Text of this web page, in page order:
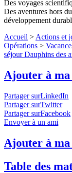
Des voyages
Des aventures hors
développement
Accueil > Actions et
Opérations >
séjour Dauphins des
Ajouter à
Partager surLinkedIn
Partager surTwitter
Partager surFacebook
Envoyer à un ami
Ajouter à
Table des